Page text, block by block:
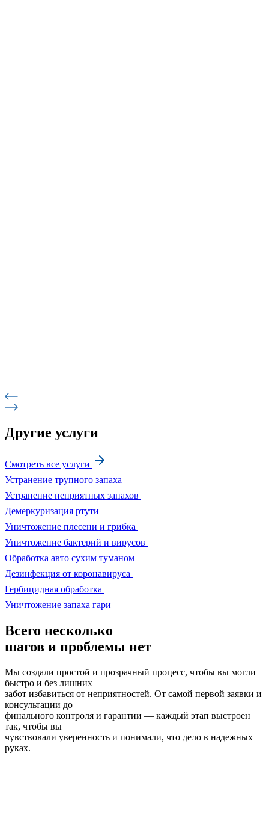
Другие услуги
Смотреть все услуги
Устранение трупного запаха
Устранение неприятных запахов
Демеркуризация ртути
Уничтожение плесени и грибка
Уничтожение бактерий и вирусов
Обработка авто сухим туманом
Дезинфекция от коронавируса
Гербицидная обработка
Уничтожение запаха гари
Всего несколько
шагов и проблемы нет
Мы создали простой и прозрачный процесс, чтобы вы могли
быстро и без лишних
забот избавиться от неприятностей. От самой первой заявки и
консультации до
финального контроля и гарантии — каждый этап выстроен
так, чтобы вы
чувствовали уверенность и понимали, что дело в надежных
руках.